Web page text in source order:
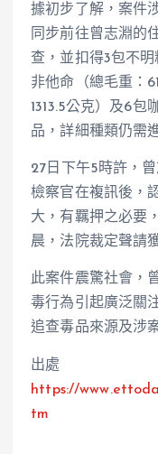
據初步了解，案件
同步前往曾志淵的
查，並扣得3包不
非他命（總毛重：
1313.5公克）及6
品，詳細種類仍需
27日下午5時許，
檢察官在複訊後，
大，有羈押之必要
晨，法院裁定聲請
此案件震驚社會，
毒行為引起廣泛關
追查毒品來源及涉
出處
https://
tm